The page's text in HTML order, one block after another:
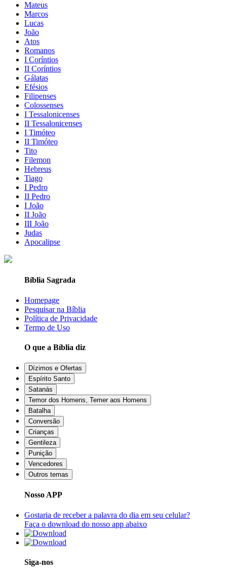
Mateus
Marcos
Lucas
João
Atos
Romanos
I Coríntios
II Coríntios
Gálatas
Efésios
Filipenses
Colossenses
I Tessalonicenses
II Tessalonicenses
I Timóteo
II Timóteo
Tito
Filemon
Hebreus
Tiago
I Pedro
II Pedro
I João
II João
III João
Judas
Apocalipse
Bíblia Sagrada
Homepage
Pesquisar na Bíblia
Política de Privacidade
Termo de Uso
O que a Bíblia diz
Dízimos e Ofertas
Espírito Santo
Satanás
Temor dos Homens, Temer aos Homens
Batalha
Conversão
Crianças
Gentileza
Punição
Vencedores
Outros temas
Nosso APP
Gostaria de receber a palavra do dia em seu celular?
Faça o download do nosso app abaixo
Siga-nos